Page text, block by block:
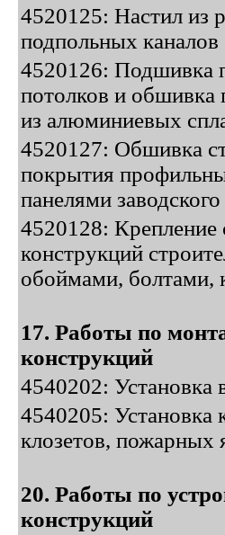
4520125: Настил из
подпольных каналов
4520126: Подшивка
потолков и обшивка
из алюминиевых
4520127: Обшивка
покрытия
панелями
4520128: Крепление
конструкций
обоймами, болтами,
17. Работы по
конструкций
4540202: Установка
4540205: Установка
клозетов, пожарных
20. Работы по
конструкций